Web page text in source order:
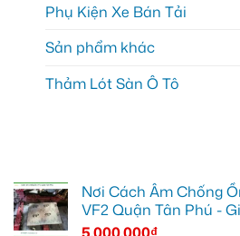
Phụ Kiện Xe Bán Tải
Sản phẩm khác
Thảm Lót Sàn Ô Tô
Nơi Cách Âm Chống
VF2 Quận Tân Phú -